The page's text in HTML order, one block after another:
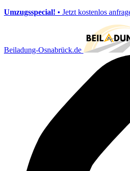
Umzugsspecial! • Jetzt kostenlos
Beiladung-Osnabrück.de